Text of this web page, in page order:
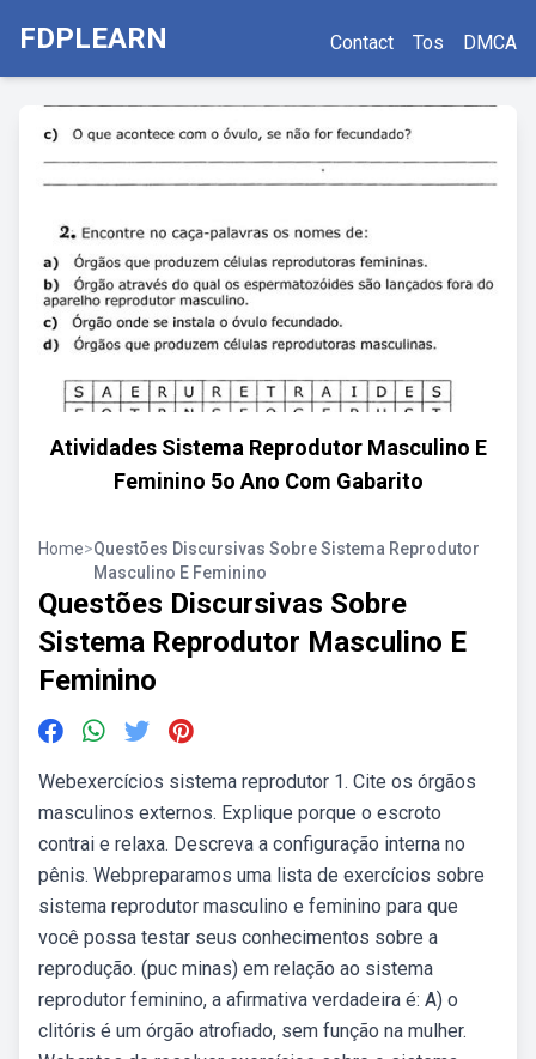
FDPLEARN Contact Tos DMCA
Atividades Sistema Reprodutor Masculino E
Feminino 5o Ano Com Gabarito
Home>Questões Discursivas Sobre Sistema Reprodutor
Masculino E Feminino
Questões Discursivas Sobre
Sistema Reprodutor Masculino E
Feminino
Webexercícios sistema reprodutor 1. Cite os órgãos
masculinos externos. Explique porque o escroto
contrai e relaxa. Descreva a configuração interna no
pênis. Webpreparamos uma lista de exercícios sobre
sistema reprodutor masculino e feminino para que
você possa testar seus conhecimentos sobre a
reprodução. (puc minas) em relação ao sistema
reprodutor feminino, a afirmativa verdadeira é: A) o
clitóris é um órgão atrofiado, sem função na mulher.